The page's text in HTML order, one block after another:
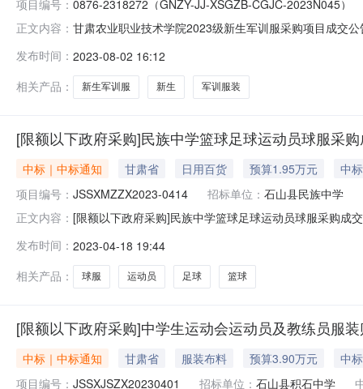
项目编号： 0876-2318272（GNZY-JJ-XSGZB-CGJC-2023N045）
正文内容： 甘肃农业职业技术学院2023级新生军训服采购项目成交
内容：采购2023级新生军训服装一批。3、服务期：自
发布时间： 2023-08-02 16:12
相关产品：
新生军训服 新生 军训服装
[限额以下政府采购]民族中学篮球足球运动员球服采
中标｜中标通知 甘肃省 日用百货 预算1.95万元
中
项目编号： JSSXMZZX2023-0414 招标单位： 石山县民族中学
正文内容： [限额以下政府采购]民族中学篮球足球运动员球服采购成
价格状态1民族中学篮球足球运动员球服采购
发布时间： 2023-04-18 19:44
相关产品：
球服 运动员 足球 篮球
[限额以下政府采购]中学生运动会运动员及教练员服
中标｜中标通知 甘肃省 服装布料 预算3.90万元
中
项目编号： JSSXJSZX20230401 招标单位： 石山县积石中学